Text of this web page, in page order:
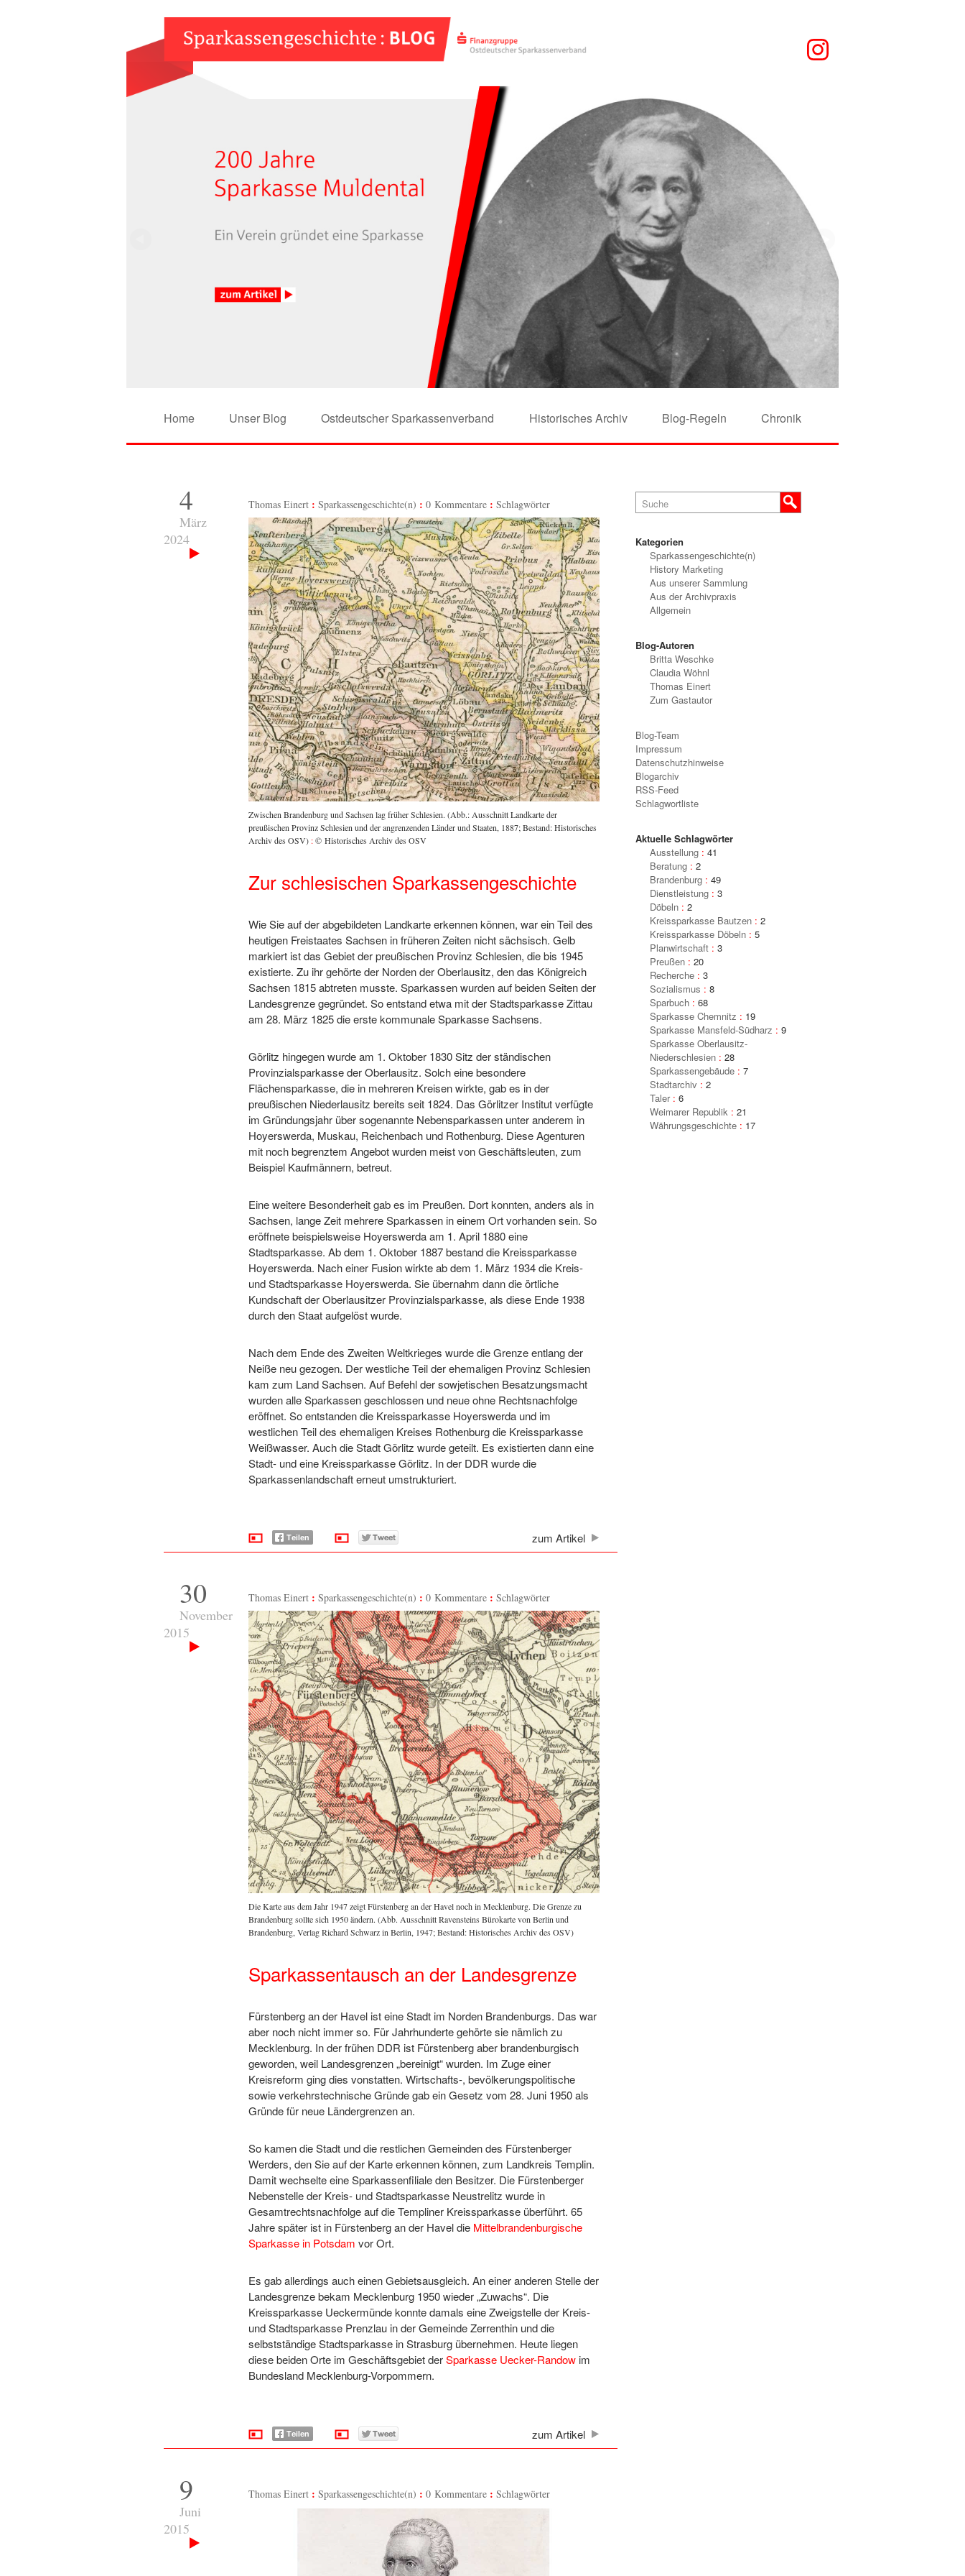
Home Unser Blog Ostdeutscher Sparkassenverband Historisches Archiv Blog-Regeln Chronik
4
März
2024
Thomas Einert Sparkassengeschichte(n) 0 Kommentare Schlagwörter
Zwischen Brandenburg und Sachsen lag früher Schlesien. (Abb.: Ausschnitt Landkarte der
preußischen Provinz Schlesien und der angrenzenden Länder und Staaten, 1887; Bestand: Historisches
Archiv des OSV) :© Historisches Archiv des OSV
Zur schlesischen Sparkassengeschichte
Wie Sie auf der abgebildeten Landkarte erkennen können, war ein Teil des
heutigen Freistaates Sachsen in früheren Zeiten nicht sächsisch. Gelb
markiert ist das Gebiet der preußischen Provinz Schlesien, die bis 1945
existierte. Zu ihr gehörte der Norden der Oberlausitz, den das Königreich
Sachsen 1815 abtreten musste. Sparkassen wurden auf beiden Seiten der
Landesgrenze gegründet. So entstand etwa mit der Stadtsparkasse Zittau
am 28. März 1825 die erste kommunale Sparkasse Sachsens.
Görlitz hingegen wurde am 1. Oktober 1830 Sitz der ständischen
Provinzialsparkasse der Oberlausitz. Solch eine besondere
Flächensparkasse, die in mehreren Kreisen wirkte, gab es in der
preußischen Niederlausitz bereits seit 1824. Das Görlitzer Institut verfügte
im Gründungsjahr über sogenannte Nebensparkassen unter anderem in
Hoyerswerda, Muskau, Reichenbach und Rothenburg. Diese Agenturen
mit noch begrenztem Angebot wurden meist von Geschäftsleuten, zum
Beispiel Kaufmännern, betreut.
Eine weitere Besonderheit gab es im Preußen. Dort konnten, anders als in
Sachsen, lange Zeit mehrere Sparkassen in einem Ort vorhanden sein. So
eröffnete beispielsweise Hoyerswerda am 1. April 1880 eine
Stadtsparkasse. Ab dem 1. Oktober 1887 bestand die Kreissparkasse
Hoyerswerda. Nach einer Fusion wirkte ab dem 1. März 1934 die Kreis-
und Stadtsparkasse Hoyerswerda. Sie übernahm dann die örtliche
Kundschaft der Oberlausitzer Provinzialsparkasse, als diese Ende 1938
durch den Staat aufgelöst wurde.
Nach dem Ende des Zweiten Weltkrieges wurde die Grenze entlang der
Neiße neu gezogen. Der westliche Teil der ehemaligen Provinz Schlesien
kam zum Land Sachsen. Auf Befehl der sowjetischen Besatzungsmacht
wurden alle Sparkassen geschlossen und neue ohne Rechtsnachfolge
eröffnet. So entstanden die Kreissparkasse Hoyerswerda und im
westlichen Teil des ehemaligen Kreises Rothenburg die Kreissparkasse
Weißwasser. Auch die Stadt Görlitz wurde geteilt. Es existierten dann eine
Stadt- und eine Kreissparkasse Görlitz. In der DDR wurde die
Sparkassenlandschaft erneut umstrukturiert.
zum Artikel
30
November
2015
Thomas Einert Sparkassengeschichte(n) 0 Kommentare Schlagwörter
Die Karte aus dem Jahr 1947 zeigt Fürstenberg an der Havel noch in Mecklenburg. Die Grenze zu
Brandenburg sollte sich 1950 ändern. (Abb. Ausschnitt Ravensteins Bürokarte von Berlin und
Brandenburg, Verlag Richard Schwarz in Berlin, 1947; Bestand: Historisches Archiv des OSV)
Sparkassentausch an der Landesgrenze
Fürstenberg an der Havel ist eine Stadt im Norden Brandenburgs. Das war
aber noch nicht immer so. Für Jahrhunderte gehörte sie nämlich zu
Mecklenburg. In der frühen DDR ist Fürstenberg aber brandenburgisch
geworden, weil Landesgrenzen „bereinigt“ wurden. Im Zuge einer
Kreisreform ging dies vonstatten. Wirtschafts-, bevölkerungspolitische
sowie verkehrstechnische Gründe gab ein Gesetz vom 28. Juni 1950 als
Gründe für neue Ländergrenzen an.
So kamen die Stadt und die restlichen Gemeinden des Fürstenberger
Werders, den Sie auf der Karte erkennen können, zum Landkreis Templin.
Damit wechselte eine Sparkassenfiliale den Besitzer. Die Fürstenberger
Nebenstelle der Kreis- und Stadtsparkasse Neustrelitz wurde in
Gesamtrechtsnachfolge auf die Templiner Kreissparkasse überführt. 65
Jahre später ist in Fürstenberg an der Havel die Mittelbrandenburgische
Sparkasse in Potsdam vor Ort.
Es gab allerdings auch einen Gebietsausgleich. An einer anderen Stelle der
Landesgrenze bekam Mecklenburg 1950 wieder „Zuwachs“. Die
Kreissparkasse Ueckermünde konnte damals eine Zweigstelle der Kreis-
und Stadtsparkasse Prenzlau in der Gemeinde Zerrenthin und die
selbstständige Stadtsparkasse in Strasburg übernehmen. Heute liegen
diese beiden Orte im Geschäftsgebiet derSparkasse Uecker-Randow im
Bundesland Mecklenburg-Vorpommern.
zum Artikel
9
Juni
2015
Thomas Einert Sparkassengeschichte(n) 0 Kommentare Schlagwörter
Kategorien
Sparkassengeschichte(n)
History Marketing
Aus unserer Sammlung
Aus der Archivpraxis
Allgemein
Blog-Autoren
Britta Weschke
Claudia Wöhnl
Thomas Einert
Zum Gastautor
Blog-Team
Impressum
Datenschutzhinweise
Blogarchiv
RSS-Feed
Schlagwortliste
Aktuelle Schlagwörter
Ausstellung: 41
Beratung: 2
Brandenburg: 49
Dienstleistung: 3
Döbeln: 2
Kreissparkasse Bautzen: 2
Kreissparkasse Döbeln: 5
Planwirtschaft: 3
Preußen: 20
Recherche: 3
Sozialismus : 8
Sparbuch: 68
Sparkasse Chemnitz : 19
Sparkasse Mansfeld-Südharz : 9
Sparkasse Oberlausitz-
Niederschlesien: 28
Sparkassengebäude: 7
Stadtarchiv : 2
Taler: 6
Weimarer Republik: 21
Währungsgeschichte: 17